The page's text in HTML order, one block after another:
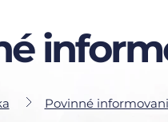
Povinné